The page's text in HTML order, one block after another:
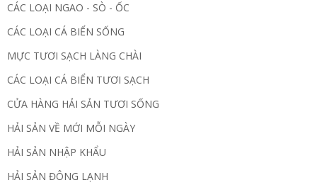
CÁC LOẠI NGAO - SÒ - ỐC
CÁC LOẠI CÁ BIỂN SỐNG
MỰC TƯƠI SẠCH LÀNG CHÀI
CÁC LOẠI CÁ BIỂN TƯƠI SẠCH
CỬA HÀNG HẢI SẢN TƯƠI SỐNG
HẢI SẢN VỀ MỚI MỖI NGÀY
HẢI SẢN NHẬP KHẨU
HẢI SẢN ĐÔNG LẠNH